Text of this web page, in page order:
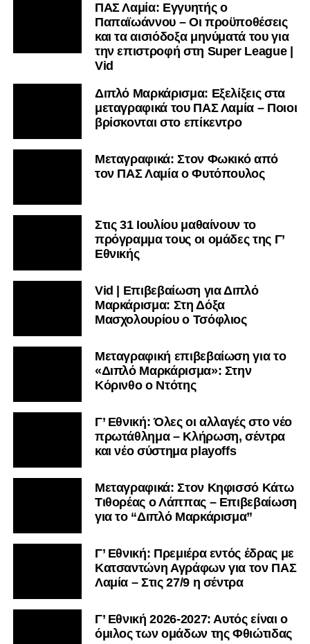
ΠΑΣ Λαμία: Εγγυητής ο
Παπαϊωάννου – Οι προϋποθέσεις
και τα αισιόδοξα μηνύματά του για
την επιστροφή στη Super League |
Vid
Διπλό Μαρκάρισμα: Εξελίξεις στα
μεταγραφικά του ΠΑΣ Λαμία – Ποιοι
βρίσκονται στο επίκεντρο
Μεταγραφικά: Στον Φωκικό από
τον ΠΑΣ Λαμία ο Φυτόπουλος
Στις 31 Ιουλίου μαθαίνουν το
πρόγραμμα τους οι ομάδες της Γ’
Εθνικής
Vid | Επιβεβαίωση για Διπλό
Μαρκάρισμα: Στη Δόξα
Μασχολουρίου ο Τσόφλιος
Μεταγραφική επιβεβαίωση για το
«Διπλό Μαρκάρισμα»: Στην
Κόρινθο ο Ντότης
Γ’ Εθνική: Όλες οι αλλαγές στο νέο
πρωτάθλημα – Κλήρωση, σέντρα
και νέο σύστημα playoffs
Μεταγραφικά: Στον Κηφισσό Κάτω
Τιθορέας ο Λάππας – Επιβεβαίωση
για το “Διπλό Μαρκάρισμα”
Γ’ Εθνική: Πρεμιέρα εντός έδρας με
Κατσαντώνη Αγράφων για τον ΠΑΣ
Λαμία – Στις 27/9 η σέντρα
Γ’ Εθνική 2026-2027: Αυτός είναι ο
όμιλος των ομάδων της Φθιώτιδας